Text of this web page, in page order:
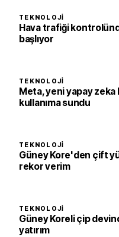
TEKNOLOJI
Hava trafiği
başlıyor
TEKNOLOJI
Meta, yeni yapay
kullanıma sundu
TEKNOLOJI
Güney Kore'den çift
rekor verim
TEKNOLOJI
Güney Koreli çip
yatırım